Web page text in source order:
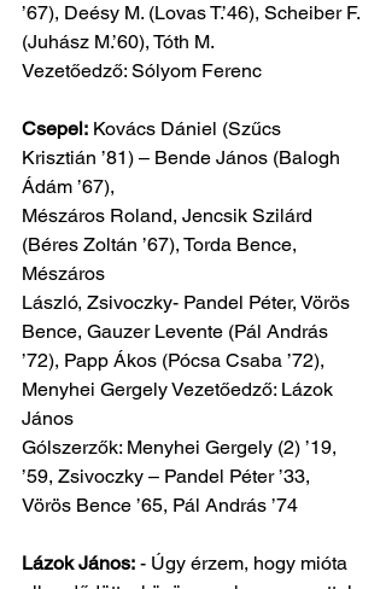
’67), Deésy M. (Lovas T.’46), Scheiber F.
(Juhász M.’60), Tóth M.
Vezetőedző: Sólyom Ferenc
Csepel: Kovács Dániel (Szűcs
Krisztián ’81) – Bende János (Balogh
Ádám ’67),
Mészáros Roland, Jencsik Szilárd
(Béres Zoltán ’67), Torda Bence,
Mészáros
László, Zsivoczky- Pandel Péter, Vörös
Bence, Gauzer Levente (Pál András
’72), Papp Ákos (Pócsa Csaba ’72),
Menyhei Gergely Vezetőedző: Lázok
János
Gólszerzők: Menyhei Gergely (2) ’19,
’59, Zsivoczky – Pandel Péter ’33,
Vörös Bence ’65, Pál András ’74
Lázok János: - Úgy érzem, hogy mióta